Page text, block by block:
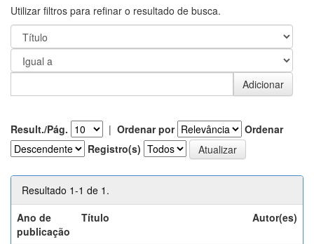
Utilizar filtros para refinar o resultado de busca.
Result./Pág. | Ordenar por
Ordenar
Registro(s)
Resultado 1-1 de 1.
Ano de
publicação
Título Autor(es)